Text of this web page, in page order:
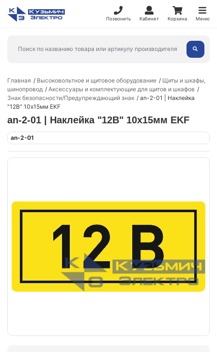
Позвонить Кабинет Корзина Меню
Главная Высоковольтное и щитовое оборудование
Щиты и шкафы,
шинопровод
Аксессуары и комплектующие для щитов и шкафов
Знак безопасности/Предупреждающий знак
an-2-01 | Наклейка
"12В" 10х15мм EKF
an-2-01 | Наклейка "12В" 10х15мм EKF
an-2-01